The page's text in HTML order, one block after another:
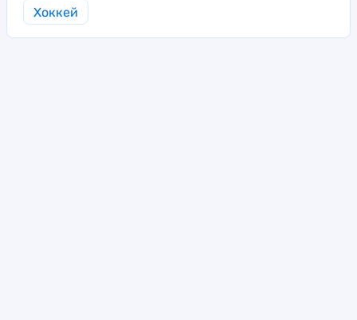
Хоккей